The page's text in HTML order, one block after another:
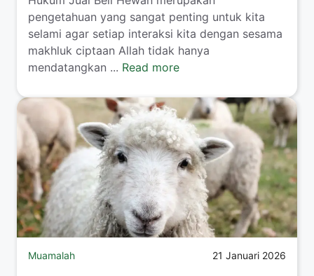
pengetahuan yang sangat penting untuk kita
selami agar setiap interaksi kita dengan sesama
makhluk ciptaan Allah tidak hanya
mendatangkan ... Read more
Muamalah 21 Januari 2026